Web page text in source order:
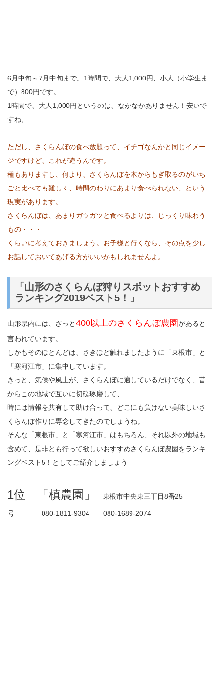
6月中旬～7月中旬まで。1時間で、大人1,000円、小人（小学生ま
で）800円です。
1時間で、大人1,000円というのは、なかなかありません！安いで
すね。
ただし、さくらんぼの食べ放題って、イチゴなんかと同じイメー
ジですけど、これが違うんです。
種もありますし、何より、さくらんぼを木からもぎ取るのがいち
ごと比べても難しく、時間のわりにあまり食べられない、という
現実があります。
さくらんぼは、あまりガツガツと食べるよりは、じっくり味わう
もの・・・
くらいに考えておきましょう。お子様と行くなら、その点を少し
お話しておいてあげる方がいいかもしれませんよ。
「山形のさくらんぼ狩りスポットおすすめ
ランキング2019ベスト5！」
山形県内には、ざっと400以上のさくらんぼ農園があると
言われています。
しかもそのほとんどは、さきほど触れましたように「東根市」と
「寒河江市」に集中しています。
きっと、気候や風土が、さくらんぼに適しているだけでなく、昔
からこの地域で互いに切磋琢磨して、
時には情報を共有して助け合って、どこにも負けない美味しいさ
くらんぼ作りに専念してきたのでしょうね。
そんな「東根市」と「寒河江市」はもちろん、それ以外の地域も
含めて、是非とも行って欲しいおすすめさくらんぼ農園をランキ
ングベスト5！としてご紹介しましょう！
1位 「槙農園」 東根市中央東三丁目8番25
号 080-1811-9304 080-1689-2074